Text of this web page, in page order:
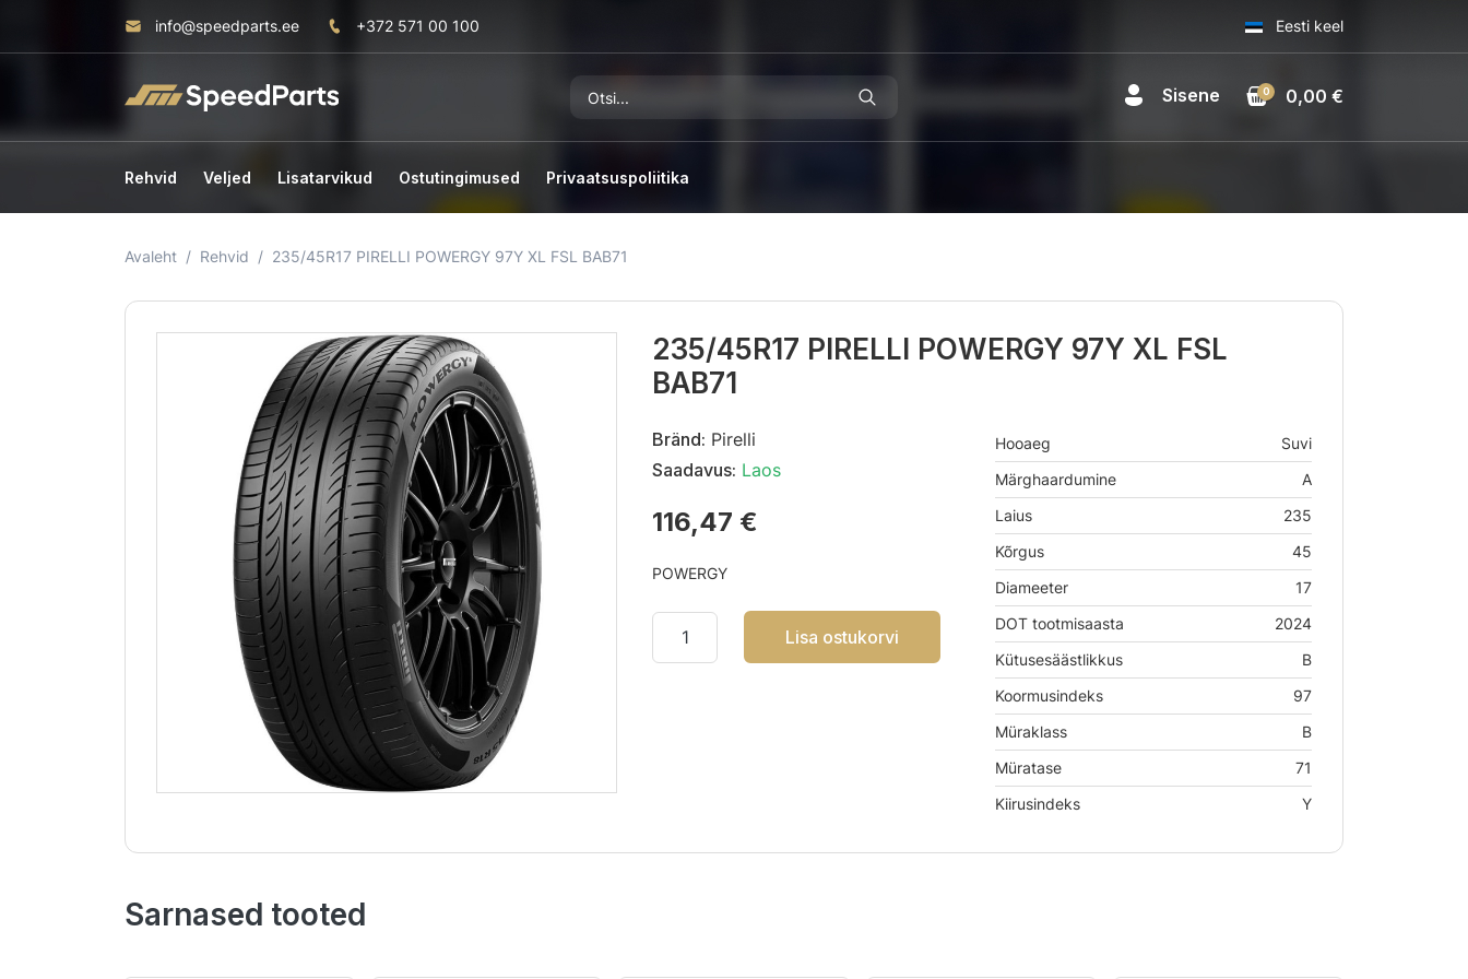
info@speedparts.ee +372 571 00 100 Eesti keel
Sisene 0,00 €
0
Rehvid Veljed Lisatarvikud Ostutingimused Privaatsuspoliitika
Avaleht Rehvid 235/45R17 PIRELLI POWERGY 97Y XL FSL BAB71
235/45R17 PIRELLI POWERGY 97Y XL FSL
BAB71
Bränd: Pirelli
Saadavus: Laos
116,47 €
POWERGY
Lisa ostukorvi
Hooaeg
Suvi
Märghaardumine
A
Laius
235
Kõrgus
45
Diameeter
17
DOT tootmisaasta
2024
Kütusesäästlikkus
B
Koormusindeks
97
Müraklass
B
Müratase
71
Kiirusindeks
Y
Sarnased tooted